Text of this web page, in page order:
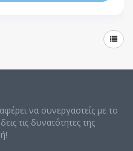
να συνεργαστείς με το
τις δυνατότητες της